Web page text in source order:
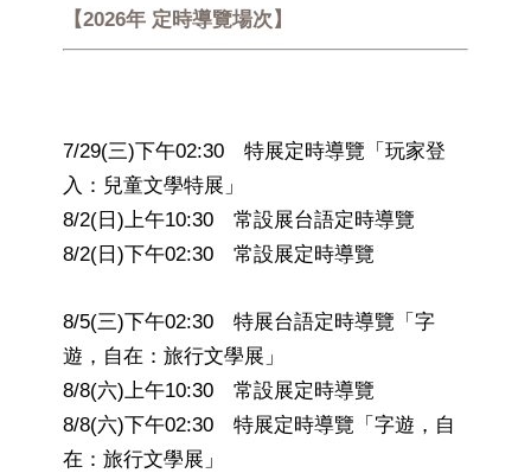
【2026年 定時導覽場次】
7/29(三)下午02:30 特展定時導覽「玩家登
入：兒童文學特展」
8/2(日)上午10:30 常設展台語定時導覽
8/2(日)下午02:30 常設展定時導覽
8/5(三)下午02:30 特展台語定時導覽「字
遊，自在：旅行文學展」
8/8(六)上午10:30 常設展定時導覽
8/8(六)下午02:30 特展定時導覽「字遊，自
在：旅行文學展」